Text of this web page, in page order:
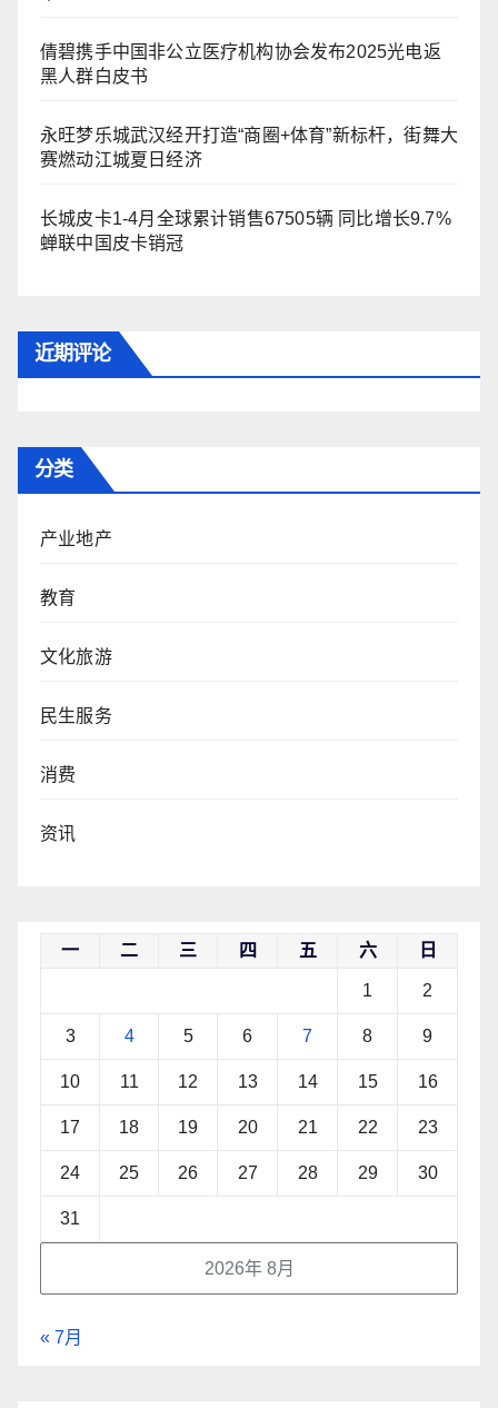
倩碧携手中国非公立医疗机构协会发布2025光电返
黑人群白皮书
永旺梦乐城武汉经开打造“商圈+体育”新标杆，街舞大
赛燃动江城夏日经济
长城皮卡1-4月全球累计销售67505辆 同比增长9.7%
蝉联中国皮卡销冠
近期评论
分类
产业地产
教育
文化旅游
民生服务
消费
资讯
2026年 8月
一 二 三 四 五 六 日
1 2
3 4 5 6 7 8 9
10 11 12 13 14 15 16
17 18 19 20 21 22 23
24 25 26 27 28 29 30
31
« 7月